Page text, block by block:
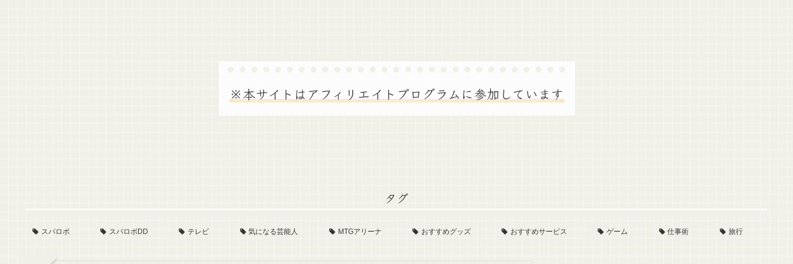
※本サイトはアフィリエイトプログラムに参加しています
タグ
スパロボ スパロボDD テレビ 気になる芸能人 MTGアリーナ おすすめグッズ おすすめサービス ゲーム 仕事術 旅行